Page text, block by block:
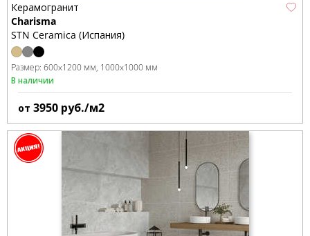
Керамогранит
Charisma
STN Ceramica (Испания)
Размер: 600x1200 мм 1000x1000 мм
В наличии
от 3950 руб./м2